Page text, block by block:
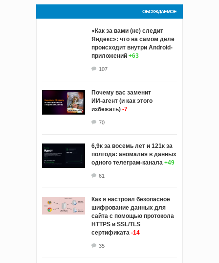
ОБСУЖДАЕМОЕ
«Как за вами (не) следит
Яндекс»: что на самом деле
происходит внутри Android-
приложений +63
107
Почему вас заменит
ИИ‑агент (и как этого
избежать) -7
70
6,9к за восемь лет и 121к за
полгода: аномалия в данных
одного телеграм-канала +49
61
Как я настроил безопасное
шифрование данных для
сайта с помощью протокола
HTTPS и SSL/TLS
сертификата -14
35